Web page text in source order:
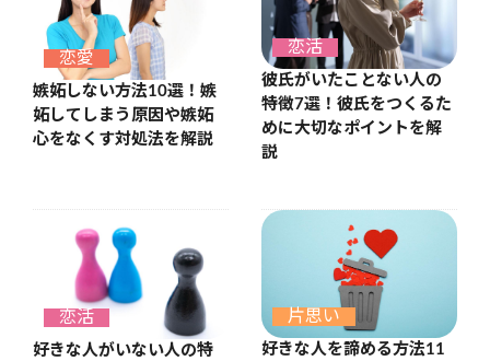
恋愛
嫉妬しない方法10選！嫉
妬してしまう原因や嫉妬
心をなくす対処法を解説
恋活
彼氏がいたことない人の
特徴7選！彼氏をつくるた
めに大切なポイントを解
説
恋活
好きな人がいない人の特
片思い
好きな人を諦める方法11